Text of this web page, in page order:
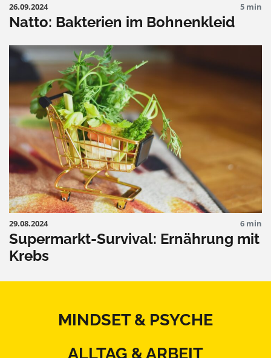
26.09.2024 5 min
Natto: Bakterien im Bohnenkleid
29.08.2024 6 min
Supermarkt-Survival: Ernährung mit
Krebs
MINDSET & PSYCHE
ALLTAG & ARBEIT